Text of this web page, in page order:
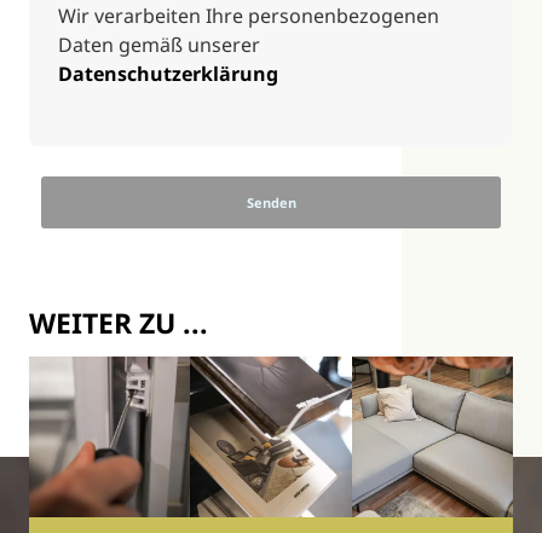
Wir verarbeiten Ihre personenbezogenen
Daten gemäß unserer
Datenschutzerklärung
Senden
WEITER ZU ...